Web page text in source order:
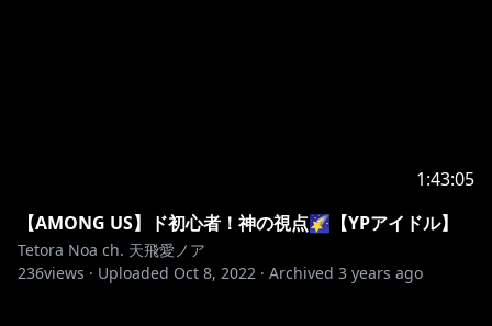
1:43:05
【AMONG US】ド初心者！神の視点🌠【YPアイドル】
Tetora Noa ch. 天飛愛ノア
236views · Uploaded Oct 8, 2022 · Archived 3 years ago